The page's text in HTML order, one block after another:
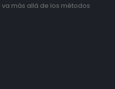
más allá de los métodos